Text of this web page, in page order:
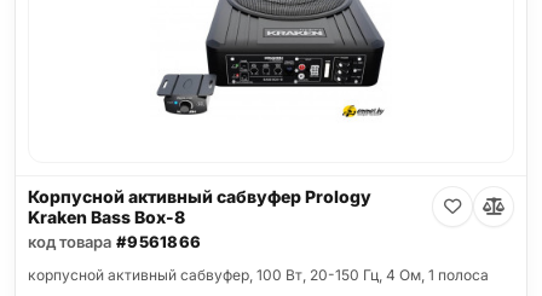
Корпусной активный сабвуфер Prology
Kraken Bass Box-8
код товара #9561866
корпусной активный сабвуфер, 100 Вт, 20-150 Гц, 4 Ом, 1 полоса